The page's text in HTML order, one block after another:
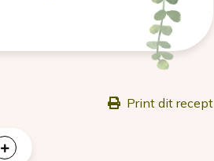
Print dit recept